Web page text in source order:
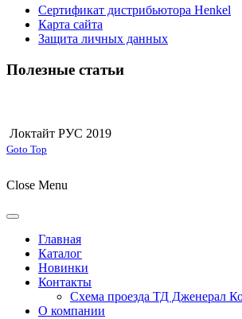
Сертификат дистрибьютора Henkel
Карта сайта
Защита личных данных
Полезные статьи
Локтайт РУС 2019
Joomla! 3 Templates
Goto Top
Close Menu
Главная
Каталог
Новинки
Контакты
Схема проезда ТД Дженерал
О компании